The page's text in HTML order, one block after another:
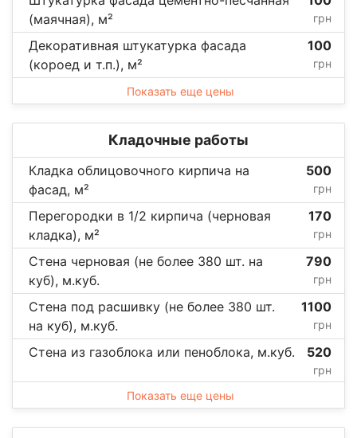
(маячная), м²
грн
Декоративная штукатурка фасада
(короед и т.п.), м²
100
грн
Показать еще цены
Кладочные работы
Кладка облицовочного кирпича на
фасад, м²
500
грн
Перегородки в 1/2 кирпича (черновая
кладка), м²
170
грн
Стена черновая (не более 380 шт. на
куб), м.куб.
790
грн
Стена под расшивку (не более 380 шт.
на куб), м.куб.
1100
грн
Стена из газоблока или пеноблока, м.куб. 520
грн
Показать еще цены